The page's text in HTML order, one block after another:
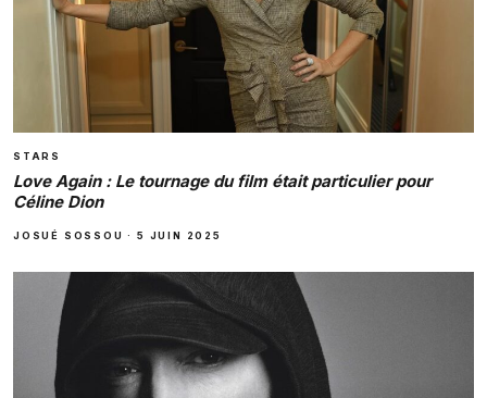
STARS
Love Again : Le tournage du film était particulier pour
Céline Dion
JOSUÉ SOSSOU ·5 JUIN 2025